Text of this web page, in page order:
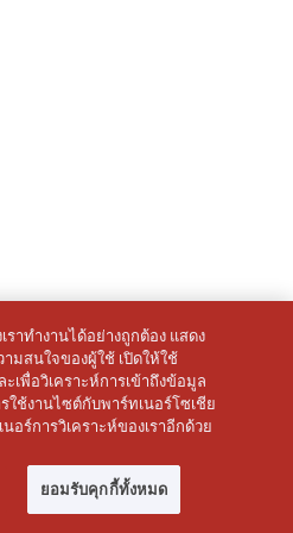
ราทำงานได้อย่างถูกต้อง แสดง
มสนใจของผู้ใช้ เปิดให้ใช้
เพื่อวิเคราะห์การเข้าถึงข้อมูล
ใช้งานไซต์กับพาร์ทเนอร์โซเชีย
ร์การวิเคราะห์ของเราอีกด้วย
ยอมรับคุกกี้ทั้งหมด